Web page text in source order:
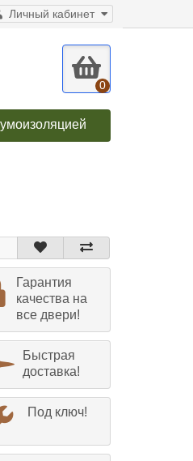
Личный кабинет
0
Гарантия
качества на
все двери!
Быстрая
доставка!
Под ключ!